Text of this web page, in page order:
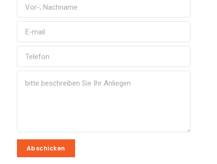
Abschicken
Abschicken